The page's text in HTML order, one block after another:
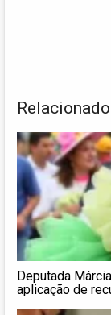
Deputada
aplicação de